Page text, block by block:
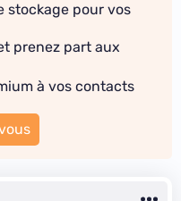
stockage pour vos
prenez part aux
à vos contacts